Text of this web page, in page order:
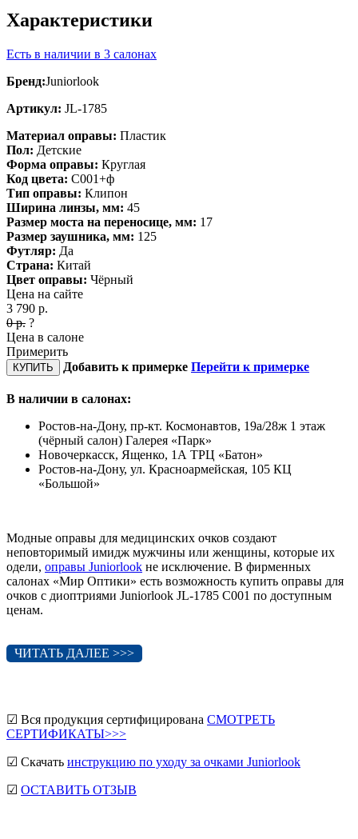
Характеристики
Есть в наличии в 3 салонах
Бренд:Juniorlook
Артикул: JL-1785
Материал оправы: Пластик
Пол: Детские
Форма оправы: Круглая
Код цвета: C001+ф
Тип оправы: Клипон
Ширина линзы, мм: 45
Размер моста на переносице, мм: 17
Размер заушника, мм: 125
Футляр: Да
Страна: Китай
Цвет оправы: Чёрный
Цена на сайте
3 790 р.
0р. ?
Цена в салоне
Примерить
КУПИТЬ Добавить к примерке Перейти к примерке
В наличии в салонах:
Ростов-на-Дону, пр-кт. Космонавтов, 19а/28ж 1 этаж
(чёрный салон) Галерея «Парк»
Новочеркасск, Ященко, 1А ТРЦ «Батон»
Ростов-на-Дону, ул. Красноармейская, 105 КЦ
«Большой»
Модные оправы для медицинских очков создают
неповторимый имидж мужчины или женщины, которые их
одели, оправы Juniorlook не исключение. В фирменных
салонах «Мир Оптики» есть возможность купить оправы для
очков с диоптриями Juniorlook JL-1785 C001 по доступным
ценам.
ЧИТАТЬ ДАЛЕЕ >>>
☑ Вся продукция сертифицирована СМОТРЕТЬ
СЕРТИФИКАТЫ>>>
☑ Скачать инструкцию по уходу за очками Juniorlook
☑ ОСТАВИТЬ ОТЗЫВ